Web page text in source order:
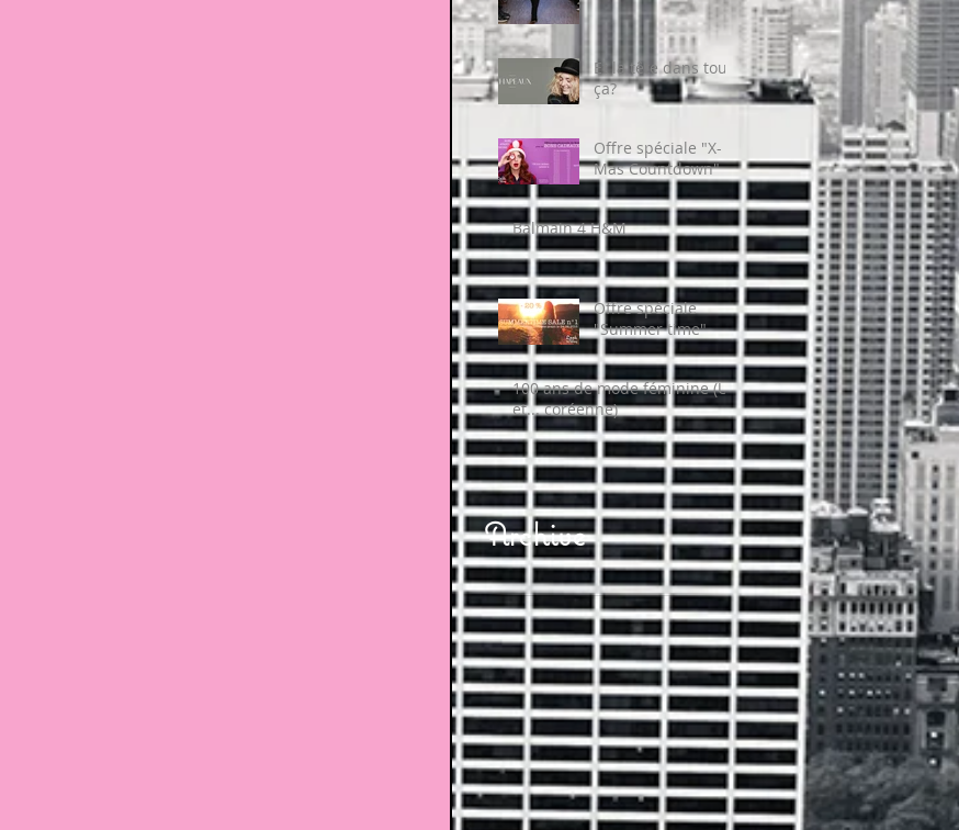
Et la tête dans tout
ça?
Offre spéciale "X-
Mas Countdown"
Balmain 4 H&M
Offre spéciale
"Summer time"
100 ans de mode féminine (US
et... coréenne)
Archive